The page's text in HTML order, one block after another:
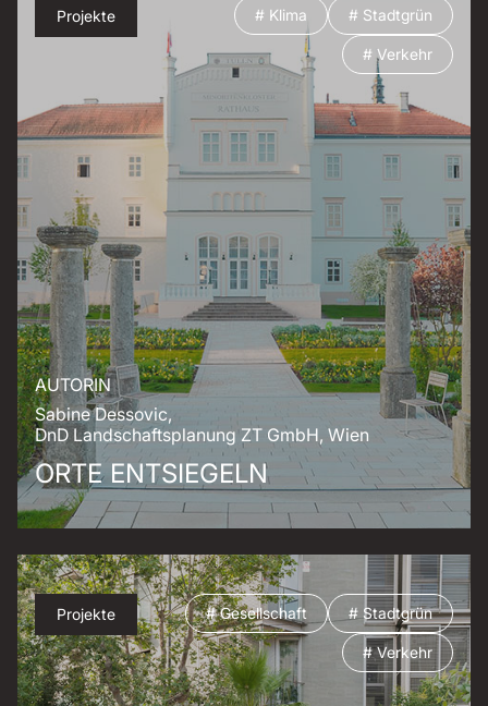
Projekte # Klima # Stadtgrün
# Verkehr
AUTORIN
Sabine Dessovic,
DnD Landschaftsplanung ZT GmbH, Wien
ORTE ENTSIEGELN
Projekte # Gesellschaft # Stadtgrün
# Verkehr